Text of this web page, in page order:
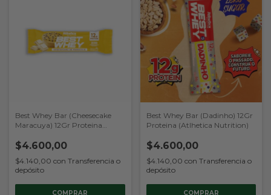
Best Whey Bar (Cheesecake
Maracuya) 12Gr Proteina
$4.600,00
$4.140,00 con Transferencia o
depósito
Best Whey Bar (Dadinho) 12Gr
Proteina (Atlhetica Nutrition)
$4.600,00
$4.140,00 con Transferencia o
depósito